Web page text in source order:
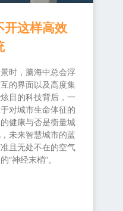
开这样高效
时，脑海中总会浮
的界面以及高度集
目的科技背后，一
对城市生命体征的
健康与否是衡量城
未来智慧城市的蓝
且无处不在的空气
“神经末梢”。